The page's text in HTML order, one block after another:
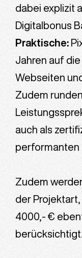
dabei explizit
Digitalbonus
Praktische:
Jahren auf
Webseiten
Zudem
auch als
performanten
Zudem
der
4000,- €
berücksichtigt.